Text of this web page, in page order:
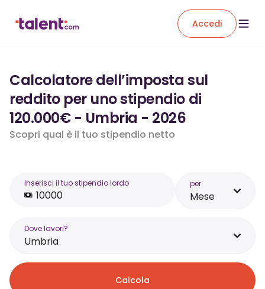
Accedi
Calcolatore dell’imposta sul
reddito per uno stipendio di
120.000€ - Umbria - 2026
Scopri qual è il tuo stipendio netto
Inserisci il tuo stipendio lordo per
Mese
Dove lavori?
Umbria
Calcola